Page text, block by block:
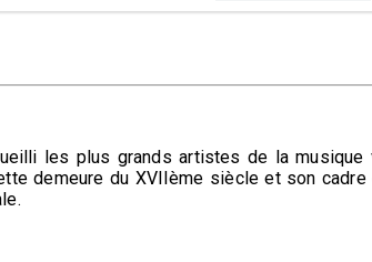
les plus grands artistes de la musique
demeure du XVIIème siècle et son